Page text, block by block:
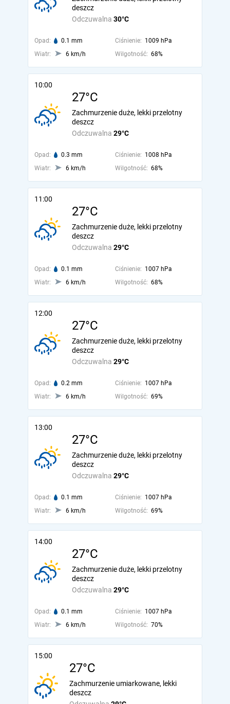
Odczuwalna 30°C
deszcz
Opad: 0.1 mm Ciśnienie: 1009 hPa
Wiatr:
6 km/h Wilgotność: 68%
10:00
27°C
Odczuwalna 29°C
Zachmurzenie duże, lekki przelotny
deszcz
Opad: 0.3 mm Ciśnienie: 1008 hPa
Wiatr:
6 km/h Wilgotność: 68%
11:00
27°C
Odczuwalna 29°C
Zachmurzenie duże, lekki przelotny
deszcz
Opad: 0.1 mm Ciśnienie: 1007 hPa
Wiatr:
6 km/h Wilgotność: 68%
12:00
27°C
Odczuwalna 29°C
Zachmurzenie duże, lekki przelotny
deszcz
Opad: 0.2 mm Ciśnienie: 1007 hPa
Wiatr:
6 km/h Wilgotność: 69%
13:00
27°C
Odczuwalna 29°C
Zachmurzenie duże, lekki przelotny
deszcz
Opad: 0.1 mm Ciśnienie: 1007 hPa
Wiatr:
6 km/h Wilgotność: 69%
14:00
27°C
Odczuwalna 29°C
Zachmurzenie duże, lekki przelotny
deszcz
Opad: 0.1 mm Ciśnienie: 1007 hPa
Wiatr:
6 km/h Wilgotność: 70%
15:00
27°C
Zachmurzenie umiarkowane, lekki
deszcz